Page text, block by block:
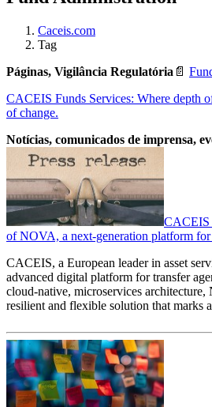
Caceis.com
Tag
Páginas, Vigilância Regulatória 📄
CACEIS Funds Services: Where depth
of change.
Notícias, comunicados de imprensa,
CACEIS
of NOVA, a next-generation platform
CACEIS, a European leader in asset
advanced digital platform for transfer
cloud-native, microservices architecture,
resilient and flexible solution that marks